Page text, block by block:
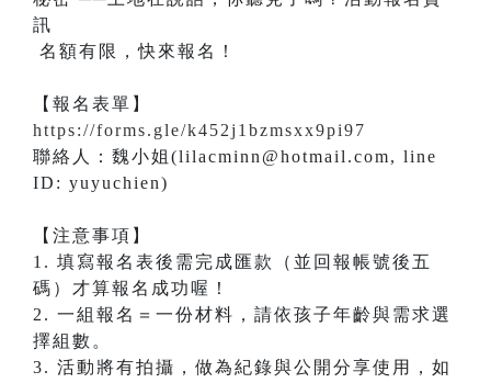
名額有限，快來報名！
【報名表單】
https://forms.gle/k452j1bzmsxx9pi97
​聯絡人：魏小姐(lilacminn@hotmail.com, line
ID: yuyuchien)
【注意事項】
1. 填寫報名表後需完成匯款（並回報帳號後五
碼）才算報名成功喔！
2. 一組報名＝一份材料，請依孩子年齡與需求選
擇組數。
3. 活動將有拍攝，做為紀錄與公開分享使用，如